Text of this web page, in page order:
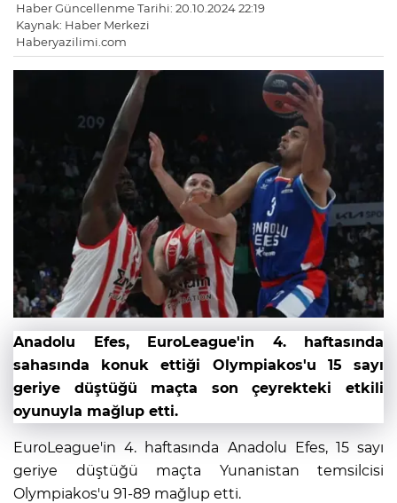
Haber Güncellenme Tarihi: 20.10.2024 22:19
Kaynak: Haber Merkezi
Haberyazilimi.com
Anadolu Efes, EuroLeague'in 4. haftasında
sahasında konuk ettiği Olympiakos'u 15 sayı
geriye düştüğü maçta son çeyrekteki etkili
oyunuyla mağlup etti.
EuroLeague'in 4. haftasında Anadolu Efes, 15 sayı
geriye düştüğü maçta Yunanistan temsilcisi
Olympiakos'u 91-89 mağlup etti.